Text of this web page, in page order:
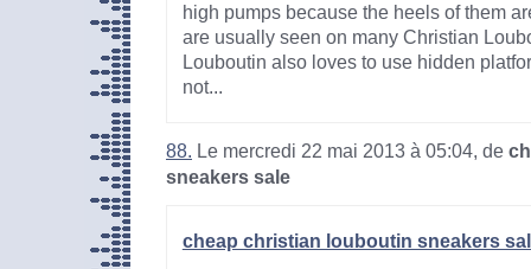
high pumps because the heels of them
are usually seen on many Christian
Louboutin also loves to use hidden
not...
88. Le mercredi 22 mai 2013 à 05:04, de
sneakers sale
cheap christian louboutin sneakers